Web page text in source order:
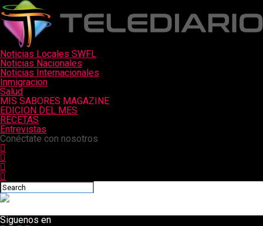
Noticias Locales SWFL
Noticias Nacionales
Noticias Internacionales
Inmigracion
Salud
MIS SABORES MAGAZINE
EDICION DEL MES
RECETAS
Entrevistas
Conéctate con nosotros
Siguenos en